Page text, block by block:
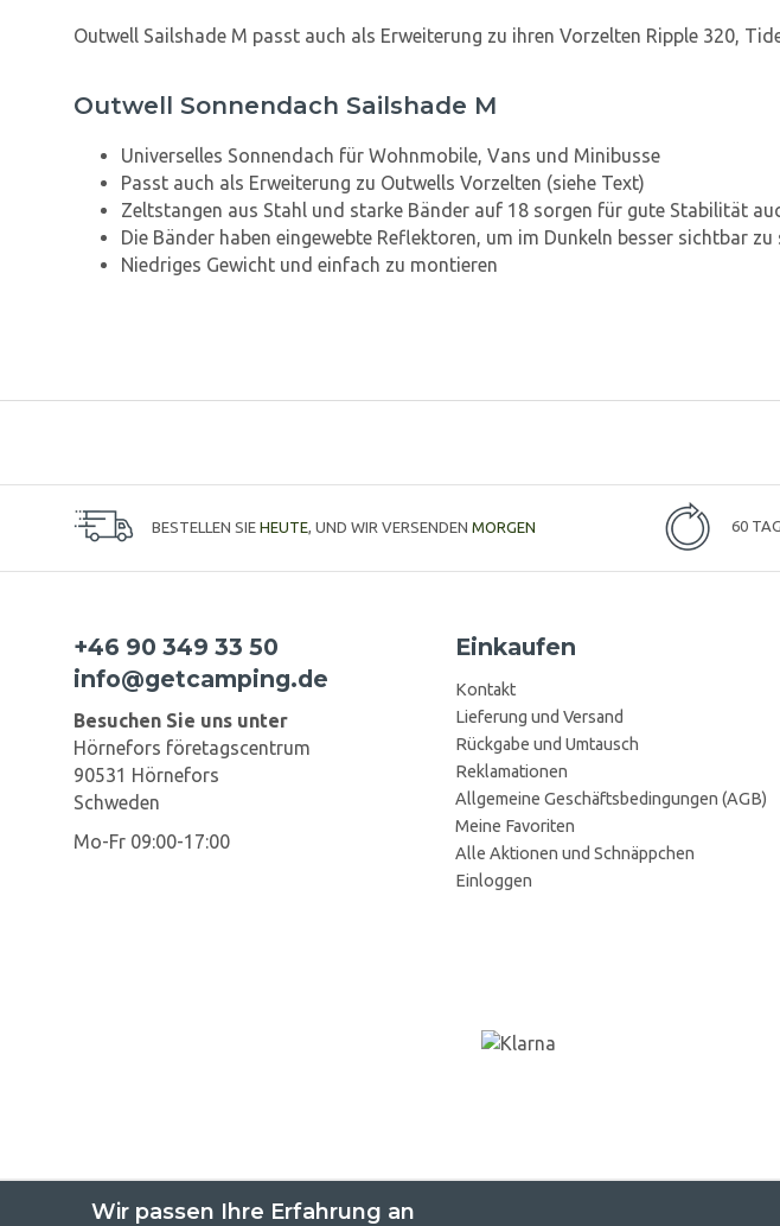
Outwell Sailshade M passt auch als Erweiterung zu ihren Vorzelten Ripple 320,
Outwell Sonnendach Sailshade M
Universelles Sonnendach für Wohnmobile, Vans und Minibusse
Passt auch als Erweiterung zu Outwells Vorzelten (siehe Text)
Zeltstangen aus Stahl und starke Bänder auf 18 sorgen für gute Stabilität
Die Bänder haben eingewebte Reflektoren, um im Dunkeln besser sichtbar zu
Niedriges Gewicht und einfach zu montieren
BESTELLEN SIE HEUTE , UND WIR VERSENDEN MORGEN 60
+46 90 349 33 50
info@getcamping.de
Besuchen Sie uns unter
Hörnefors företagscentrum
90531 Hörnefors
Schweden
Mo-Fr 09:00-17:00
Einkaufen
Kontakt
Lieferung und Versand
Rückgabe und Umtausch
Reklamationen
Allgemeine Geschäftsbedingungen (AGB)
Meine Favoriten
Alle Aktionen und Schnäppchen
Einloggen
Wir passen Ihre Erfahrung an